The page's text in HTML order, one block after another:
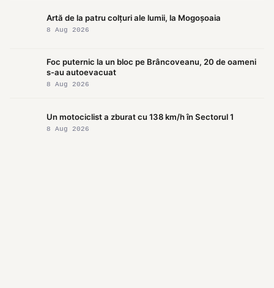
Artă de la patru colțuri ale lumii, la Mogoșoaia
8 Aug 2026
Foc puternic la un bloc pe Brâncoveanu, 20 de oameni
s-au autoevacuat
8 Aug 2026
Un motociclist a zburat cu 138 km/h în Sectorul 1
8 Aug 2026